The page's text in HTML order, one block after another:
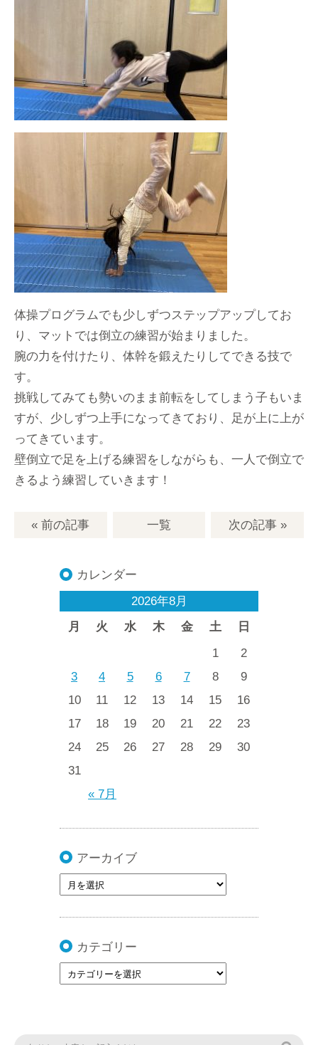
体操プログラムでも少しずつステップアップしてお
り、マットでは倒立の練習が始まりました。
腕の力を付けたり、体幹を鍛えたりしてできる技で
す。
挑戦してみても勢いのまま前転をしてしまう子もいま
すが、少しずつ上手になってきており、足が上に上が
ってきています。
壁倒立で足を上げる練習をしながらも、一人で倒立で
きるよう練習していきます！
« 前の記事 一覧 次の記事»
カレンダー
2026年8月
月
火 水 木 金 土 日
« 7月
1
2
3
4 5 6 7 8
9
10
11 12 13 14 15
16
17
18 19 20 21 22
23
24
25 26 27 28 29
30
31
アーカイブ
カテゴリー